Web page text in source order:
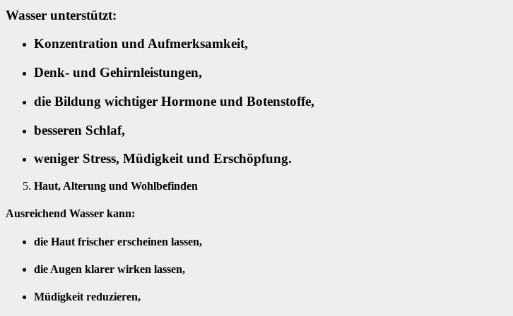
Wasser unterstützt:
Konzentration und Aufmerksamkeit,
Denk- und Gehirnleistungen,
die Bildung wichtiger Hormone und Botenstoffe,
besseren Schlaf,
weniger Stress, Müdigkeit und Erschöpfung.
Haut, Alterung und Wohlbefinden
Ausreichend Wasser kann:
die Haut frischer erscheinen lassen,
die Augen klarer wirken lassen,
Müdigkeit reduzieren,